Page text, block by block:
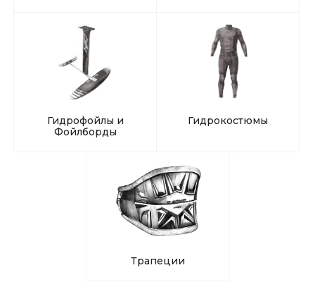
Гидрофойлы и
Фойлборды
Гидрокостюмы
Трапеции